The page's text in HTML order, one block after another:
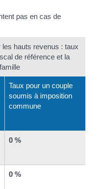
pas en cas de
hauts revenus : taux
de référence et la
Taux pour un couple
soumis à imposition
commune
0 %
0 %